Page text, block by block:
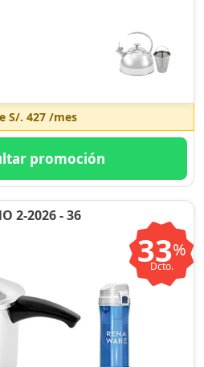
S/. 427/mes
promoción
2-2026 - 36
33%
Dcto.